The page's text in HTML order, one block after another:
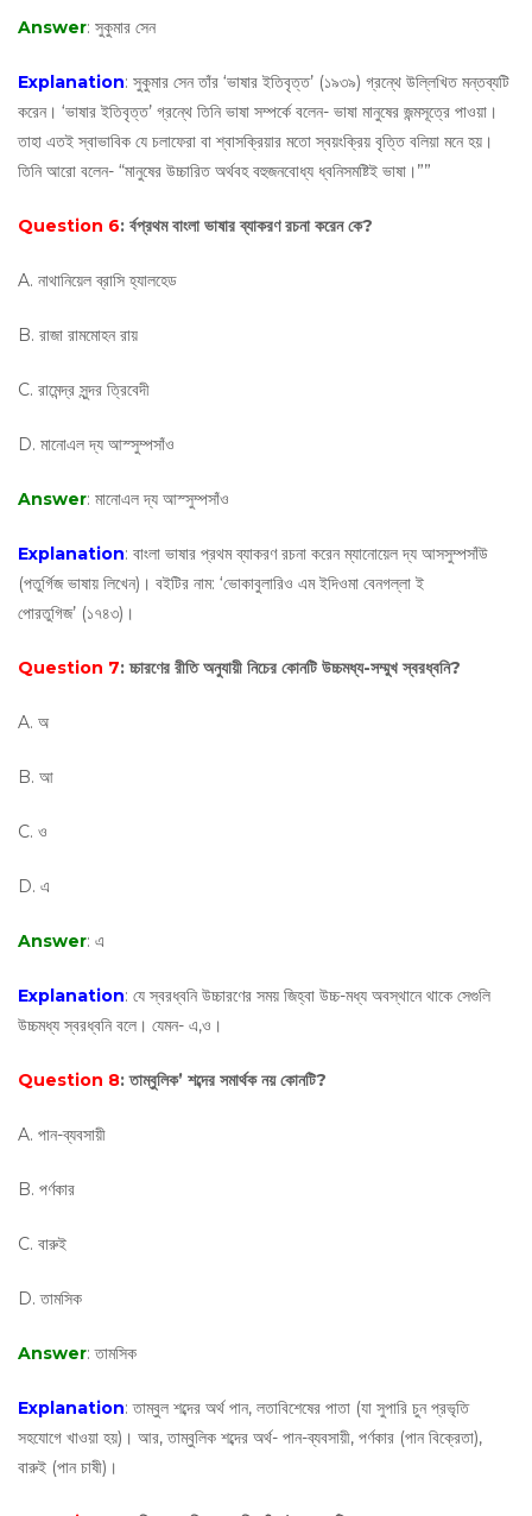
Answer: সুকুমার সেন
Explanation: সুকুমার সেন তাঁর ‘ভাষার ইতিবৃত্ত’ (১৯৩৯) গ্রন্থে উল্লিখিত মন্তব্যটি
করেন। ‘ভাষার ইতিবৃত্ত’ গ্রন্থে তিনি ভাষা সম্পর্কে বলেন- ভাষা মানুষের জন্মসূত্রে পাওয়া।
তাহা এতই স্বাভাবিক যে চলাফেরা বা শ্বাসক্রিয়ার মতো স্বয়ংক্রিয় বৃত্তি বলিয়া মনে হয়।
তিনি আরো বলেন- “মানুষের উচ্চারিত অর্থবহ বহুজনবোধ্য ধ্বনিসমষ্টিই ভাষা।””
Question 6: র্বপ্রথম বাংলা ভাষার ব্যাকরণ রচনা করেন কে?
A. নাথানিয়েল ব্রাসি হ্যালহেড
B. রাজা রামমোহন রায়
C. রামেন্দ্র সুন্দর ত্রিবেদী
D. মানোএল দ্য আস্সু‌ম্পসাঁও
Answer: মানোএল দ্য আস্সু‌ম্পসাঁও
Explanation: বাংলা ভাষার প্রথম ব্যাকরণ রচনা করেন ম্যানোয়েল দ্য আসসুম্পসাঁউ
(পতুর্গিজ ভাষায় লিখেন)। বইটির নাম: ‘ভোকাবুলারিও এম ইদিওমা বেনগল্লা ই
পোরতুগিজ’ (১৭৪৩)।
Question 7: চ্চারণের রীতি অনুযায়ী নিচের কোনটি উচ্চমধ্য-সম্মুখ স্বরধ্বনি?
A. অ
B. আ
C. ও
D. এ
Answer: এ
Explanation: যে স্বরধ্বনি উচ্চারণের সময় জিহ্বা উচ্চ-মধ্য অবস্থানে থাকে সেগুলি
উচ্চমধ্য স্বরধ্বনি বলে। যেমন- এ,ও।
Question 8: তাম্বুলিক’ শব্দের সমার্থক নয় কোনটি?
A. পান-ব্যবসায়ী
B. পর্ণকার
C. বারুই
D. তামসিক
Answer: তামসিক
Explanation: তাম্বুল শব্দের অর্থ পান, লতাবিশেষের পাতা (যা সুপারি চুন প্রভৃতি
সহযোগে খাওয়া হয়)। আর, তাম্বুলিক শব্দের অর্থ- পান-ব্যবসায়ী, পর্ণকার (পান বিক্রেতা),
বারুই (পান চাষী)।